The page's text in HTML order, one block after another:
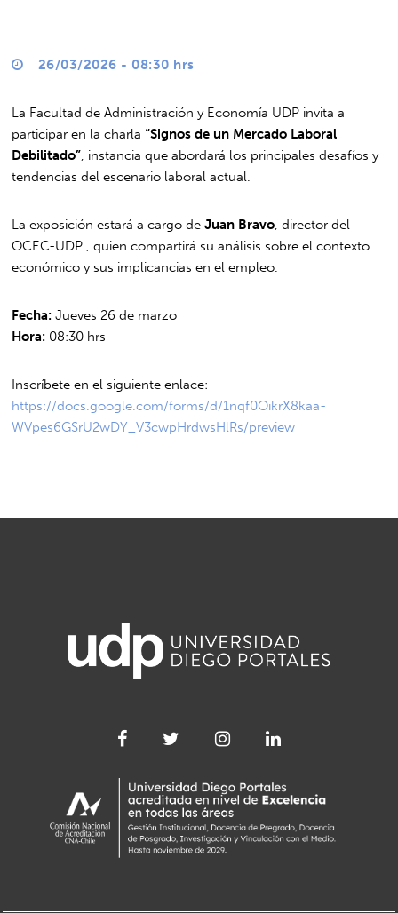
26/03/2026 - 08:30 hrs
La Facultad de Administración y Economía UDP invita a
participar en la charla“Signos de un Mercado Laboral
Debilitado” , instancia que abordará los principales desafíos y
tendencias del escenario laboral actual.
La exposición estará a cargo deJuan Bravo , director del
OCEC-UDP , quien compartirá su análisis sobre el contexto
económico y sus implicancias en el empleo.
Fecha: Jueves 26 de marzo
Hora: 08:30 hrs
Inscríbete en el siguiente enlace:
https://docs.google.com/forms/d/1nqf0OikrX8kaa-
WVpes6GSrU2wDY_V3cwpHrdwsHlRs/preview